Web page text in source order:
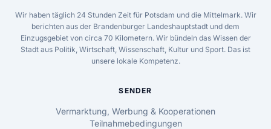
Wir haben täglich 24 Stunden Zeit für Potsdam und die Mittelmark. Wir
berichten aus der Brandenburger Landeshauptstadt und dem
Einzugsgebiet von circa 70 Kilometern. Wir bündeln das Wissen der
Stadt aus Politik, Wirtschaft, Wissenschaft, Kultur und Sport. Das ist
unsere lokale Kompetenz.
SENDER
Vermarktung, Werbung & Kooperationen
Teilnahmebedingungen